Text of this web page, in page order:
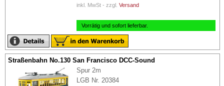
inkl. MwSt - zzgl. Versand
Vorrätig und sofort lieferbar.
Straßenbahn No.130 San Francisco DCC-Sound
Spur 2m
LGB Nr. 20384